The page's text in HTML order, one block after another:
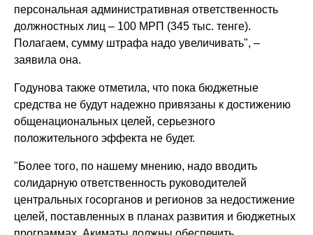
персональная административная ответственность
должностных лиц – 100 МРП (345 тыс. тенге).
Полагаем, сумму штрафа надо увеличивать", –
заявила она.
Годунова также отметила, что пока бюджетные
средства не будут надежно привязаны к достижению
общенациональных целей, серьезного
положительного эффекта не будет.
"Более того, по нашему мнению, надо вводить
солидарную ответственность руководителей
центральных госорганов и регионов за недостижение
целей, поставленных в планах развития и бюджетных